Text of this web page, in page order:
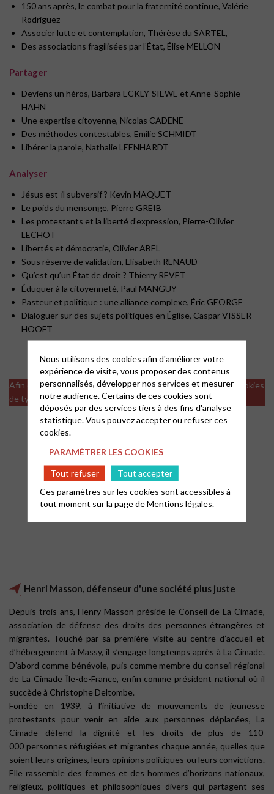
150 ans après, le combat pour la fraternité continue, Valérie
Rodriguez
Associer lutte et contemplation, Thérèse du SARTEL,
Des associations fragilisées par l’État, Élise MELLON
Partager
Deviens un héros, Barbara ECKLY-SIEWE et Anne-Sophie
HAHN
Une expertise citoyenne, Nicolas CADENE
Des méthodes contestables, Emilie SCHMIDT
Libérer la parole, Nathalie LEENHARDT
Analyser
Jésus est-il subversif ? Kevin MAQUET
Le poids du mensonge, Pierre GREIB
Les protestants et la liberté d’expression, Pierre-Olivier
LECHOT
Libertés et démocratie, Olivier ABEL
Sous réserve de validation, Elisabeth RENAUD
Qu’est qu’un État de droit ? Thierry REVET
Éduquer à la citoyenneté, Paul MANGUY
Pasteur et politique : une alliance complexe, Éric GEORGE
Dialoguer sur des sujets politiques en Église, Caspar VISSER
HOOFT
Afin de visualiser les vidéos il est nécessaire d'accepter les cookies
de type analytics
Henri Masson, défenseur d'une société plus juste
Depuis trois ans, Henry Masson préside le Conseil de La Cimade,
association de défense des droits des personnes étrangères et
migrantes. Touché par sa première visite au centre d’accueil et
d’hébergement à Massy, il s’engage longtemps après à La Cimade.
D’abord comme bénévole, puis comme membre du conseil régional
de La Cimade Île-de-France, enfin comme président national où il
succède à Christophe Deltombe.
Fondée en 1939, à l’initiative de mouvements de jeunesse
protestants pour venir en aide aux personnes déplacées, La
Cimade défend la dignité et les droits de plus de 110
000 personnes réfugiées et migrantes chaque année, quelles que
soient leurs origines, leurs opinions politiques ou leurs convictions.
Elle rassemble des femmes et des hommes d’horizons nationaux,
religieux, politiques et philosophiques divers qui partagent ses
Nous utilisons des cookies afin d'améliorer votre
expérience de visite, vous proposer des contenus
personnalisés, développer nos services et mesurer
notre audience. Certains de ces cookies sont
déposés par des services tiers à des fins d'analyse
statistique. Vous pouvez accepter ou refuser ces
cookies.
PARAMÉTRER LES COOKIES
Tout refuser
Tout accepter
Ces paramètres sur les cookies sont accessibles à
tout moment sur la page deMentions légales.